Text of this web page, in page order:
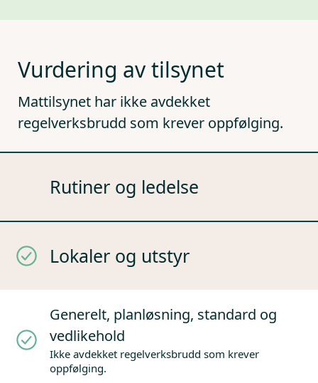
Vurdering av tilsynet
Mattilsynet har ikke avdekket
regelverksbrudd som krever oppfølging.
Rutiner og ledelse
Lokaler og utstyr
Generelt, planløsning, standard og
vedlikehold
Ikke avdekket regelverksbrudd som krever
oppfølging.